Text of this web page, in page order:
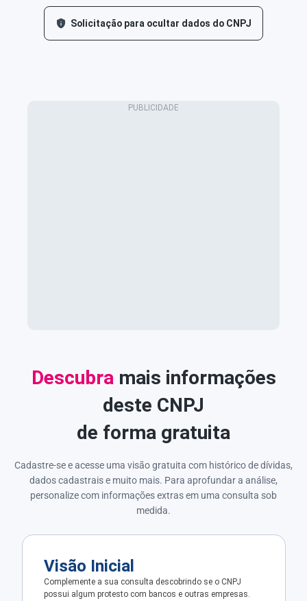
Solicitação para ocultar dados do CNPJ
Descubra mais informações
deste CNPJ
de forma gratuita
Cadastre-se e acesse uma visão gratuita com histórico de dívidas,
dados cadastrais e muito mais. Para aprofundar a análise,
personalize com informações extras em uma consulta sob
medida.
Visão Inicial
Complemente a sua consulta descobrindo se o CNPJ
possui algum protesto com bancos e outras empresas.